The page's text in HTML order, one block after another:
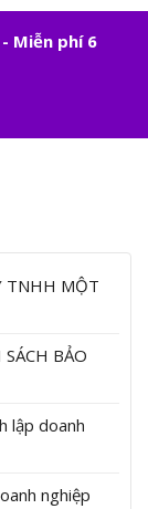
Miễn phí 6
TNHH MỘT
BẢO
lập doanh
nghiệp